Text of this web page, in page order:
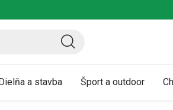
a stavba Šport a outdoor